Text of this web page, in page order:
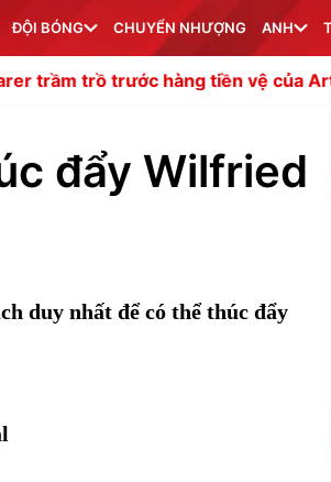
ĐỘI BÓNG CHUYỂN NHƯỢNG ANH
hàng tiền vệ của Arteta Vướng
đẩy Wilfried
duy nhất để có thể thúc đẩy